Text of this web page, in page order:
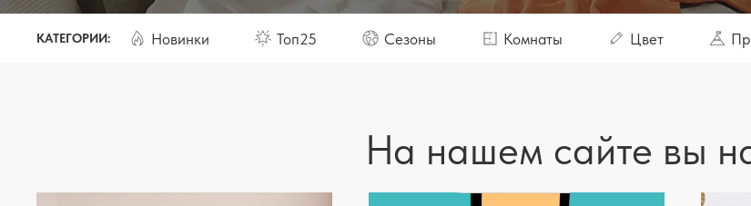
КАТЕГОРИИ: Новинки Топ25 Сезоны Комнаты Цвет
На нашем сайте вы